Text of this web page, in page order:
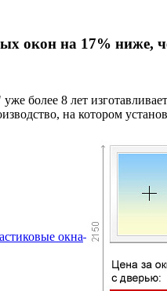
окон на 17% ниже,
более 8 лет
на котором